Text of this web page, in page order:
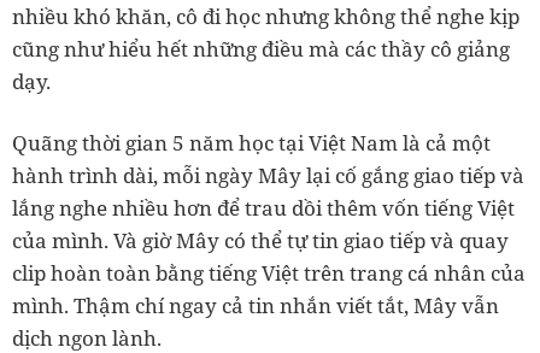
nhiều khó khăn, cô đi học nhưng không thể nghe kịp
cũng như hiểu hết những điều mà các thầy cô giảng
dạy.
Quãng thời gian 5 năm học tại Việt Nam là cả một
hành trình dài, mỗi ngày Mây lại cố gắng giao tiếp và
lắng nghe nhiều hơn để trau dồi thêm vốn tiếng Việt
của mình. Và giờ Mây có thể tự tin giao tiếp và quay
clip hoàn toàn bằng tiếng Việt trên trang cá nhân của
mình. Thậm chí ngay cả tin nhắn viết tắt, Mây vẫn
dịch ngon lành.